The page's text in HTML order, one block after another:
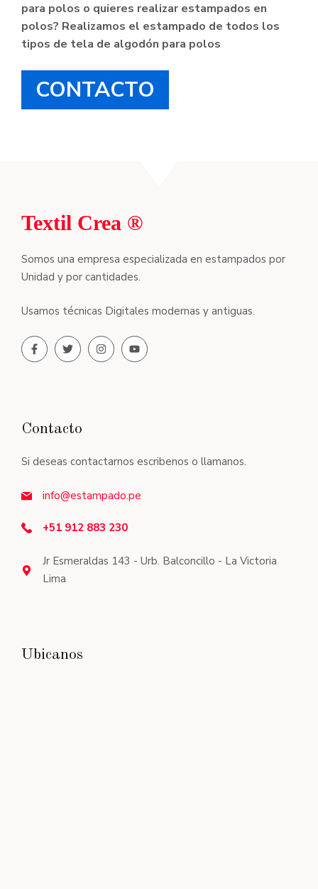
para polos o quieres realizar estampados en
polos? Realizamos el estampado de todos los
tipos de tela de algodón para polos
CONTACTO
Textil Crea ®
Somos una empresa especializada en estampados por
Unidad y por cantidades.
Usamos técnicas Digitales modernas y antiguas.
Contacto
Si deseas contactarnos escribenos o llamanos.
info@estampado.pe
+51 912 883 230
Jr Esmeraldas 143 - Urb. Balconcillo - La Victoria
Lima
Ubicanos